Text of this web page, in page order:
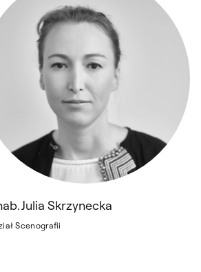
Julia Skrzynecka
Scenografii